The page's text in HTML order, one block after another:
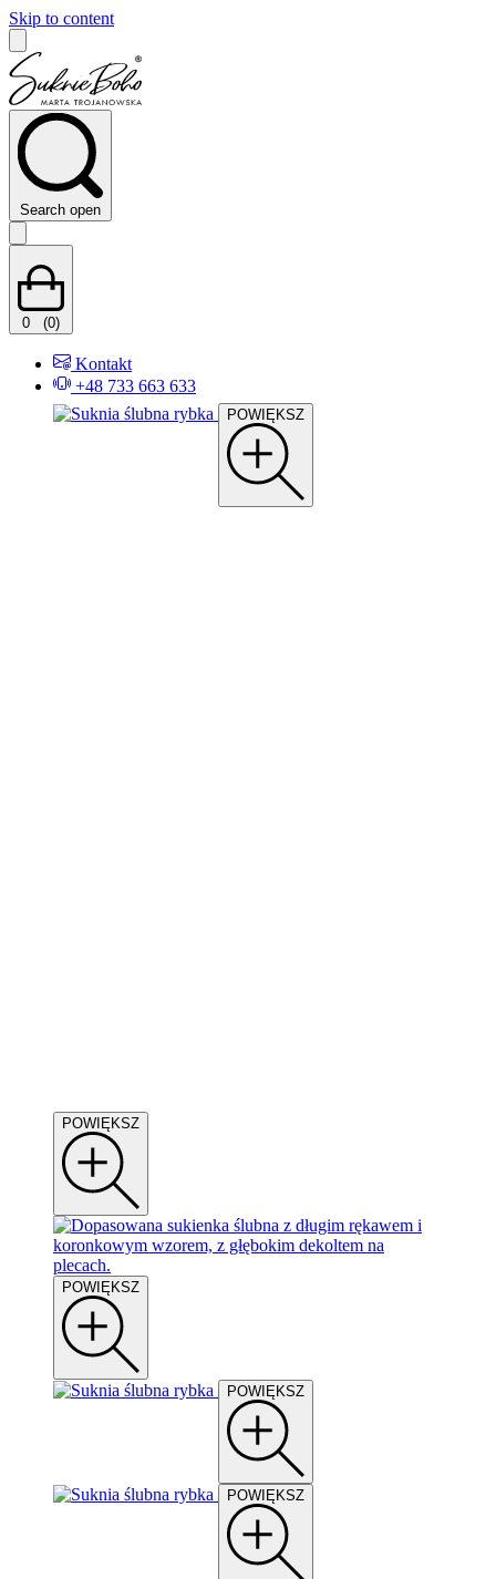
Skip to content
Search open
0 (0)
Kontakt
+48 733 663 633
POWIĘKSZ
POWIĘKSZ
POWIĘKSZ
POWIĘKSZ
POWIĘKSZ